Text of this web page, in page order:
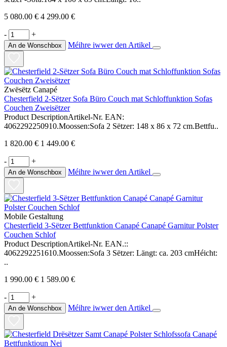
5 080.00 € 4 299.00 €
- +
An de Wonschbox Méihre iwwer den Artikel
Zwësëtz Canapé
Chesterfield 2-Sëtzer Sofa Büro Couch mat Schloffunktion Sofas
Couchen Zweisëtzer
Product DescriptionArtikel-Nr. EAN:
4062292250910.Moossen:Sofa 2 Sëtzer: 148 x 86 x 72 cm.Bettfu..
1 820.00 € 1 449.00 €
- +
An de Wonschbox Méihre iwwer den Artikel
Mobile Gestaltung
Chesterfield 3-Sëtzer Bettfunktion Canapé Canapé Garnitur Polster
Couchen Schlof
Product DescriptionArtikel-Nr. EAN.::
4062292251610.Moossen:Sofa 3 Sëtzer: Längt: ca. 203 cmHéicht:
..
1 990.00 € 1 589.00 €
- +
An de Wonschbox Méihre iwwer den Artikel